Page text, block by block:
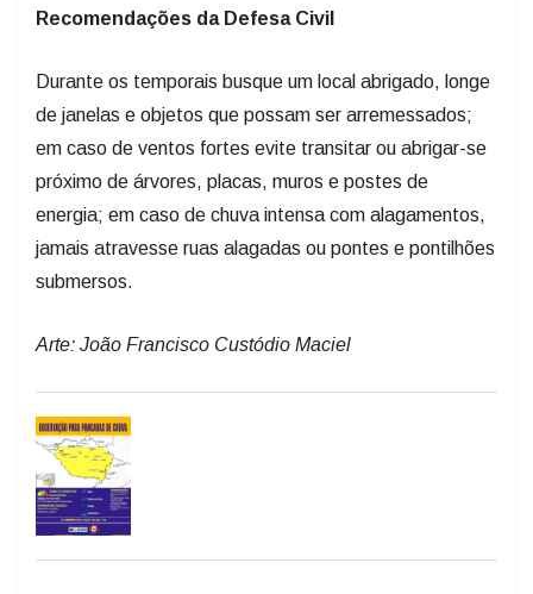
de janelas e objetos que possam ser arremessados;
em caso de ventos fortes evite transitar ou abrigar-se
próximo de árvores, placas, muros e postes de
energia; em caso de chuva intensa com alagamentos,
jamais atravesse ruas alagadas ou pontes e pontilhões
submersos.